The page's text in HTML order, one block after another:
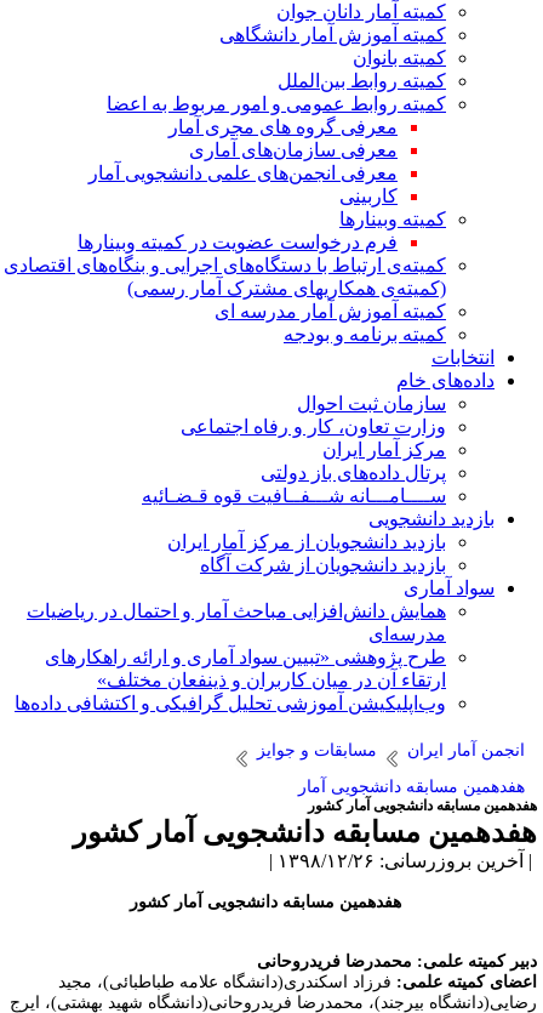
کمیته آمار دانان جوان
کمیته آموزش آمار دانشگاهی
کمیته بانوان
کمیته روابط بین‌الملل
کمیته روابط عمومی و امور مربوط به اعضا
معرفی گروه های مجری آمار
معرفی سازمان‌های آماری
معرفی انجمن‌های علمی دانشجویی آمار
کاربینی
کمیته وبینارها
فرم درخواست عضویت در کمیته وبینارها
کمیته‌ی ارتباط با دستگاه‌های اجرایی و بنگاه‌های اقتصادی
(کمیته‌ی همکاریهای مشترک آمار رسمی)
کمیته آموزش آمار مدرسه ای
کمیته برنامه و بودجه
انتخابات
داده‌های خام
سازمان ثبت احوال
وزارت تعاون، کار و رفاه اجتماعی
مرکز آمار ایران
پرتال داده‌های باز دولتی
ســــامـــانه شـــفــافیت قوه قـضـائیه
بازدید دانشجویی
بازدید دانشجویان از مرکز آمار ایران
بازدید دانشجویان از شرکت آگاه
سواد آماری
همایش دانش‌افزایی مباحث آمار و احتمال در ریاضیات
مدرسه‌ای
طرح پژوهشی «تبیین سواد آماری و ارائه راهکارهای
ارتقاء آن در میان کاربران و ذینفعان مختلف»
وب‌اپلیکیشن آموزشی تحلیل گرافیکی و اکتشافی داده‌ها
انجمن آمار ایران
مسابقات و جوایز
هفدهمین مسابقه دانشجویی آمار
مسابقه دانشجویی آمار کشور
مسابقه دانشجویی آمار کشور
بروزرسانی: ۱۳۹۸/۱۲/۲۶ |
هفدهمین مسابقه دانشجویی آمار کشور
کمیته علمی: محمدرضا فریدروحانی
کمیته علمی:فرزاد اسکندری(دانشگاه علامه طباطبائی)، مجید
بیرجند)، محمدرضا فریدروحانی(دانشگاه شهید بهشتی)، ایرج